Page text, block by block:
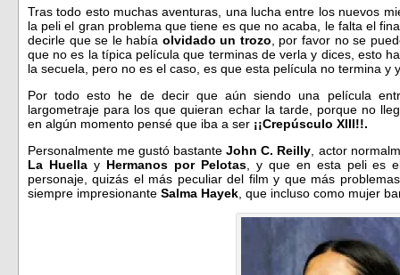
Tras todo esto muchas aventuras, una lucha entre los nuevos
la peli el gran problema que tiene es que no acaba, le falta el
decirle que se le había olvidado un trozo , por favor no se
que no es la típica película que terminas de verla y dices, esto
la secuela, pero no es el caso, es que esta película no termina y
Por todo esto he de decir que aún siendo una película
largometraje para los que quieran echar la tarde, porque no
en algún momento pensé que iba a ser ¡¡Crepúsculo XIII!!.
Personalmente me gustó bastante John C. Reilly , actor
La Huellay Hermanos por Pelotas, y que en esta peli es
personaje, quizás el más peculiar del film y que más
siempre impresionante Salma Hayek , que incluso como mujer